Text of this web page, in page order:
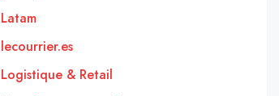
Latam
lecourrier.es
Logistique & Retail